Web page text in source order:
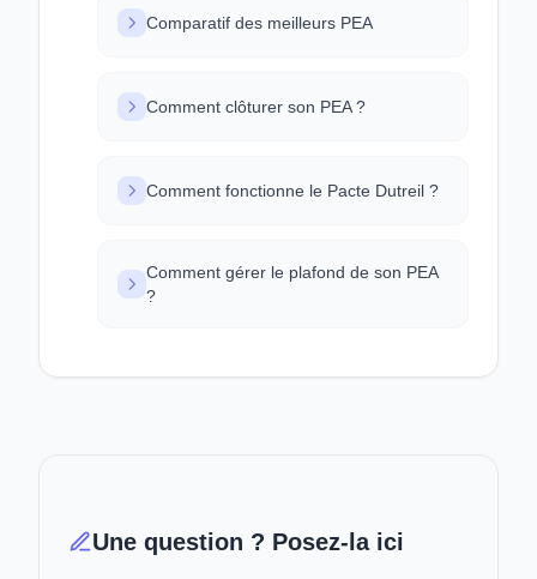
Comparatif des meilleurs PEA
Comment clôturer son PEA ?
Comment fonctionne le Pacte Dutreil ?
Comment gérer le plafond de son PEA
?
Une question ? Posez-la ici